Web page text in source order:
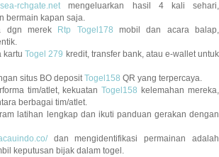
rchgate.netmengeluarkan hasil 4 kali sehari,
bermain kapan saja.
dgn merek
Rtp Togel178 mobil dan acara balap,
kartuTogel 279 kredit, transfer bank, atau e-wallet untuk
situs BO depositTogel158 QR yang terpercaya.
tim/atlet, kekuatanTogel158 kelemahan mereka,
berbagai tim/atlet.
latihan lengkap dan ikuti panduan gerakan dengan
dan mengidentifikasi permainan adalah
keputusan bijak dalam togel.